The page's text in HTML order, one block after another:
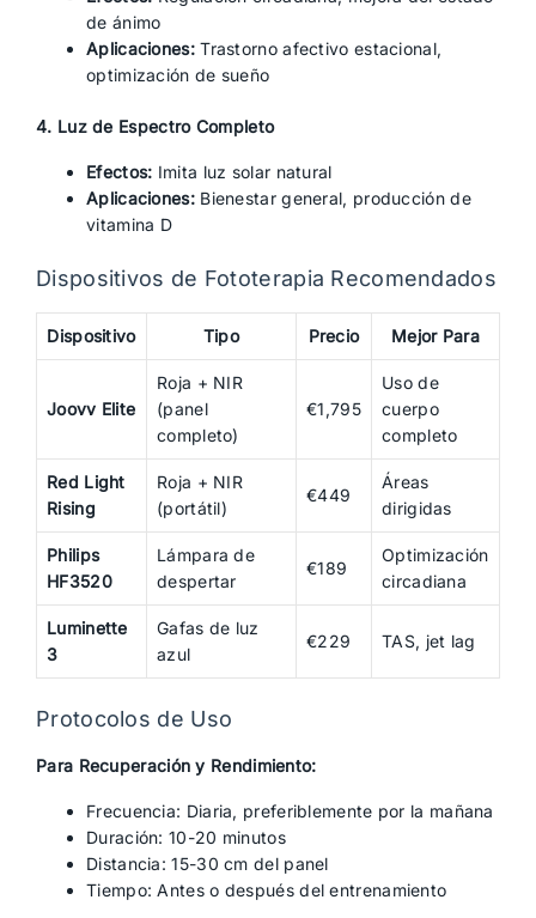
de ánimo
Aplicaciones:Trastorno afectivo estacional,
optimización de sueño
4. Luz de Espectro Completo
Efectos: Imita luz solar natural
Aplicaciones:Bienestar general, producción de
vitamina D
Dispositivos de Fototerapia Recomendados
Dispositivo Tipo Precio Mejor Para
Joovv Elite
Roja + NIR
(panel
completo)
€1,795
Uso de
cuerpo
completo
Red Light
Rising
Roja + NIR
(portátil)
€449
Áreas
dirigidas
Philips
HF3520
Lámpara de
despertar
€189
Optimización
circadiana
Luminette
3
Gafas de luz
azul
€229 TAS, jet lag
Protocolos de Uso
Para Recuperación y Rendimiento:
Frecuencia: Diaria, preferiblemente por la mañana
Duración: 10-20 minutos
Distancia: 15-30 cm del panel
Tiempo: Antes o después del entrenamiento